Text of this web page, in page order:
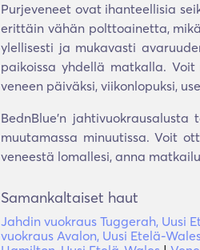
Purjeveneet ovat ihanteellisia
erittäin vähän polttoainetta,
ylellisesti ja mukavasti
paikoissa yhdellä matkalla.
veneen päiväksi, viikonlopuksi,
BednBlue'n
muutamassa minuutissa. Voit
veneestä lomallesi, anna
Samankaltaiset haut
Jahdin vuokraus Tuggerah, Uusi
vuokraus Avalon, Uusi Etelä-